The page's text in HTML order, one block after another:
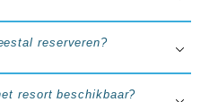
reserveren?
resort beschikbaar?